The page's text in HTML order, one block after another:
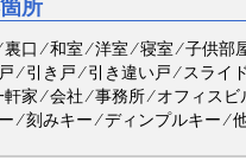
所
裏口 ⁄ 和室 ⁄ 洋室 ⁄ 寝室 ⁄ 子供
⁄ 引き戸 ⁄ 引き違い戸 ⁄ スラ
軒家 ⁄ 会社 ⁄ 事務所 ⁄ オフィ
⁄ 刻みキー ⁄ ディンプルキー ⁄